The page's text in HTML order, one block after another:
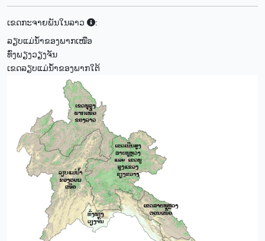
ເຂດກະຈາຍພັນໃນລາວ
:
ລຽບແມ່ນ້ຳຂອງພາກເໜືອ
ທົ່ງພຽງວຽງຈັນ
ເຂດລຽບແມ່ນ້ຳຂອງພາກໃຕ້